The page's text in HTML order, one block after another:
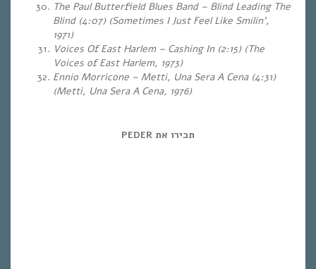
The Paul Butterfield Blues Band – Blind Leading The
Blind (4:07) (Sometimes I Just Feel Like Smilin’,
1971)
Voices Of East Harlem – Cashing In (2:15) (The
Voices of East Harlem, 1973)
Ennio Morricone – Metti, Una Sera A Cena (4:31)
(Metti, Una Sera A Cena, 1976)
תכירו את PEDER